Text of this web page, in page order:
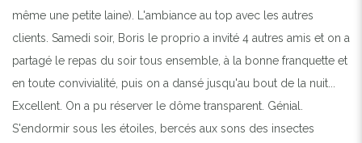
même une petite laine). L'ambiance au top avec les autres
clients. Samedi soir, Boris le proprio a invité 4 autres amis et on a
partagé le repas du soir tous ensemble, à la bonne franquette et
en toute convivialité, puis on a dansé jusqu'au bout de la nuit...
Excellent. On a pu réserver le dôme transparent. Génial.
S'endormir sous les étoiles, bercés aux sons des insectes